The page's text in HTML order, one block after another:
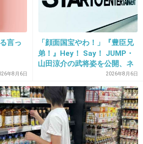
計待ちからのトイレ大行列
-1
ものと半値でご対面
言っ
年8月6日
「顔面国宝やわ！」『豊臣兄
弟！』Hey！ Say！ JUMP・
山田涼介の武将姿を公開、ネ
ット歓喜「ビジュ良すぎん」
「こんな美しい秀次は初め
て」
2026年8月6日